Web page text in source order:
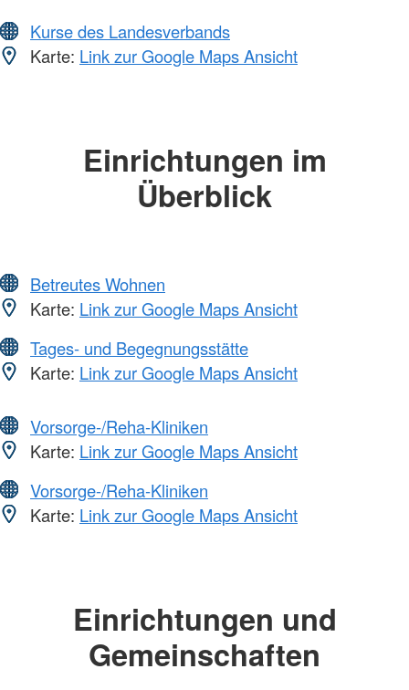
Kurse des Landesverbands
Karte: Link zur Google Maps Ansicht
Einrichtungen im
Überblick
Betreutes Wohnen
Karte: Link zur Google Maps Ansicht
Tages- und Begegnungsstätte
Karte: Link zur Google Maps Ansicht
Vorsorge-/Reha-Kliniken
Karte: Link zur Google Maps Ansicht
Vorsorge-/Reha-Kliniken
Karte: Link zur Google Maps Ansicht
Einrichtungen und
Gemeinschaften